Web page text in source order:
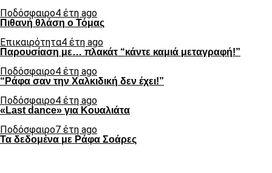
Ποδόσφαιρο4 έτη ago
Πιθανή θλάση ο Τόμας
Επικαιρότητα4 έτη ago
Παρουσίαση με… πλακάτ “κάντε καμιά μεταγραφή!”
Ποδόσφαιρο4 έτη ago
“Ράφα σαν την Χαλκιδική δεν έχει!”
Ποδόσφαιρο4 έτη ago
«Last dance» για Κουαλιάτα
Ποδόσφαιρο7 έτη ago
Τα δεδομένα με Ράφα Σοάρες